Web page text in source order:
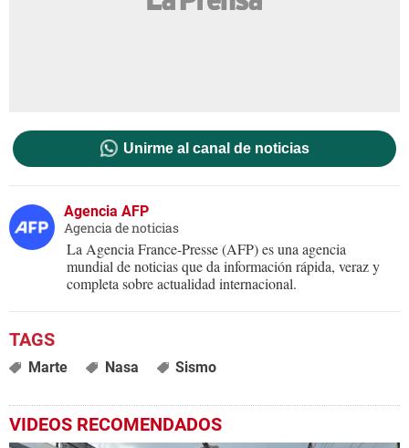
Unirme al canal de noticias
Agencia AFP
Agencia de noticias
La Agencia France-Presse (AFP) es una agencia
mundial de noticias que da información rápida, veraz y
completa sobre actualidad internacional.
Marte Nasa Sismo
VIDEOS RECOMENDADOS